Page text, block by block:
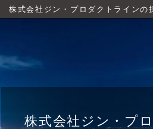
株式会社ジン・プロダクトラインの
株式会社ジン・プ